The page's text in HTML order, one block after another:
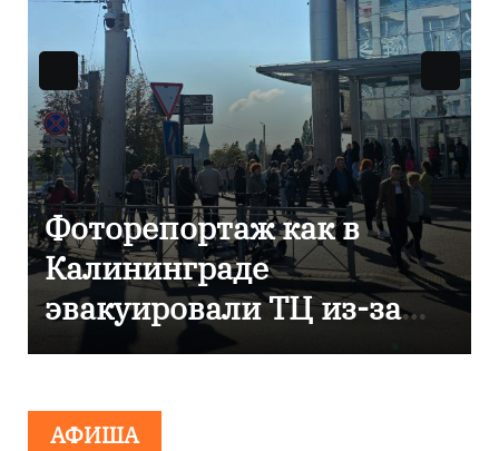
В Калининграде
отметили 80-летие
компании «Россети
Янтарь»
АФИША